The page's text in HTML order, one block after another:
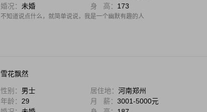
婚况： 未婚 身 高： 173
不知道说点什么，就简单说说，我是一个幽默有趣的人
雪花飘然
性别： 男士 居住地： 河南郑州
年龄： 29 月 薪： 3001-5000元